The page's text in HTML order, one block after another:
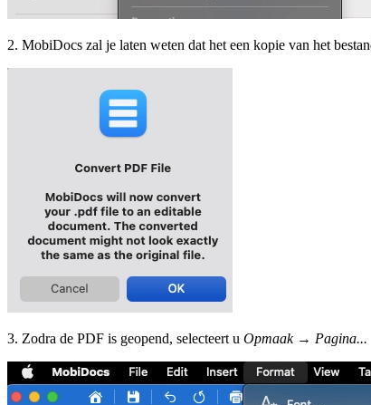
2. MobiDocs zal je laten weten dat het een kopie van het
3. Zodra de PDF is geopend, selecteert u Opmaak → Pagina...